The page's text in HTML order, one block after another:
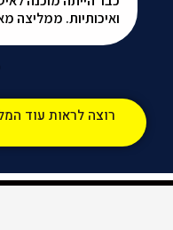
ואיכותיות. ממליצה
רוצה לראות עוד